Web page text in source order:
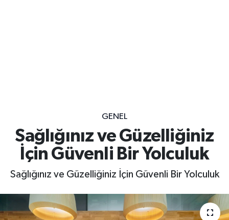
GENEL
Sağlığınız ve Güzelliğiniz
İçin Güvenli Bir Yolculuk
Sağlığınız ve Güzelliğiniz İçin Güvenli Bir Yolculuk